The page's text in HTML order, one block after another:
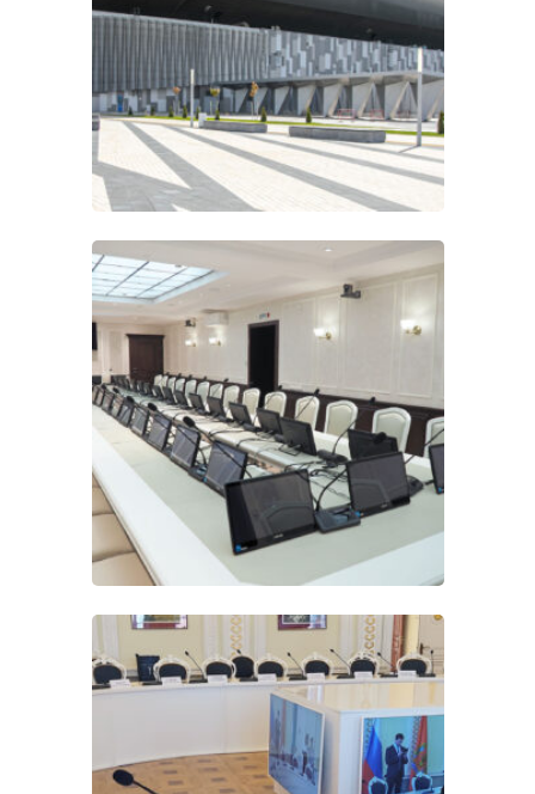
Минском
международном
выставочном центре
Проект
Конференц-система
VISSONIC в Четвёртом
Апелляционном суде
общей юрисдикции
VISSONIC CLEACON T на
Всероссийском форуме